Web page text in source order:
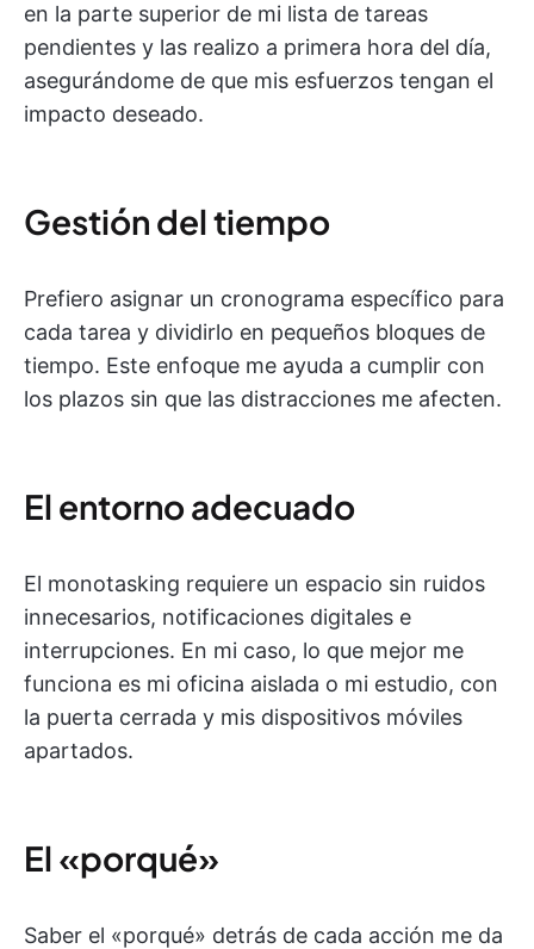
en la parte superior de mi lista de tareas
pendientes y las realizo a primera hora del día,
asegurándome de que mis esfuerzos tengan el
impacto deseado.
Gestión del tiempo
Prefiero asignar un cronograma específico para
cada tarea y dividirlo en pequeños bloques de
tiempo. Este enfoque me ayuda a cumplir con
los plazos sin que las distracciones me afecten.
El entorno adecuado
El monotasking requiere un espacio sin ruidos
innecesarios, notificaciones digitales e
interrupciones. En mi caso, lo que mejor me
funciona es mi oficina aislada o mi estudio, con
la puerta cerrada y mis dispositivos móviles
apartados.
El «porqué»
Saber el «porqué» detrás de cada acción me da